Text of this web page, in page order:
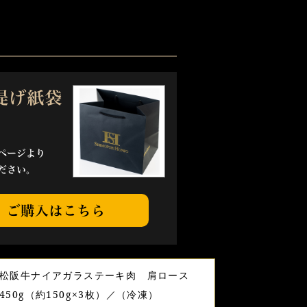
松阪牛ナイアガラステーキ肉 肩ロース
450g（約150g×3枚）／（冷凍）